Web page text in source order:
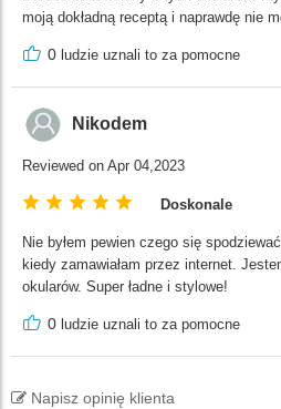
moją dokładną receptą i naprawdę nie
0 ludzie uznali to za pomocne
Nikodem
Reviewed on Apr 04,2023
Doskonale
Nie byłem pewien czego się
kiedy zamawiałam przez internet.
okularów. Super ładne i stylowe!
0 ludzie uznali to za pomocne
Napisz opinię klienta